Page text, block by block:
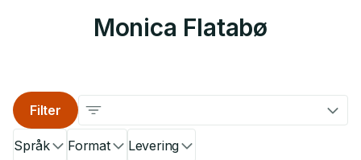
Monica Flatabø
Språk Format Levering
Filter